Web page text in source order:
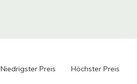
Niedrigster Preis Höchster Preis